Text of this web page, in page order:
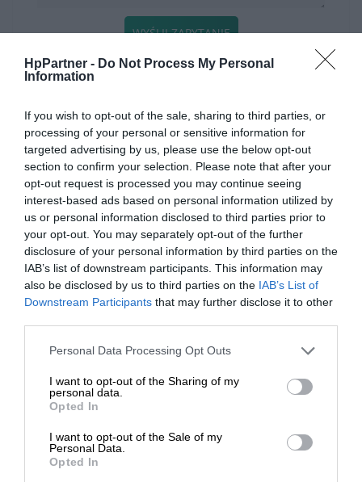
HpPartner - Do Not Process My Personal
Information
If you wish to opt-out of the sale, sharing to third parties, or
processing of your personal or sensitive information for
targeted advertising by us, please use the below opt-out
section to confirm your selection. Please note that after your
opt-out request is processed you may continue seeing
interest-based ads based on personal information utilized by
us or personal information disclosed to third parties prior to
your opt-out. You may separately opt-out of the further
disclosure of your personal information by third parties on the
IAB’s list of downstream participants. This information may
also be disclosed by us to third parties on the IAB’s List of
Downstream Participants that may further disclose it to other
Personal Data Processing Opt Outs
I want to opt-out of the Sharing of my
personal data.
Opted In
I want to opt-out of the Sale of my
Personal Data.
Opted In
KATEGORIE
SZYBKI KONTAKT
WAŻNE INFORMACJE
WYŚLIJ ZAPYTANIE
Sprzęt HP to dobry wybór. Powiedz nam czego potrzebujesz, a